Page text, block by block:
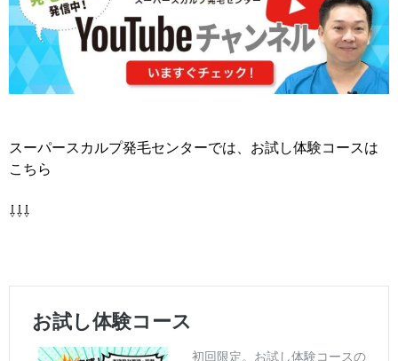
スーパースカルプ発毛センターでは、お試し体験コースは
こちら
⇩⇩⇩